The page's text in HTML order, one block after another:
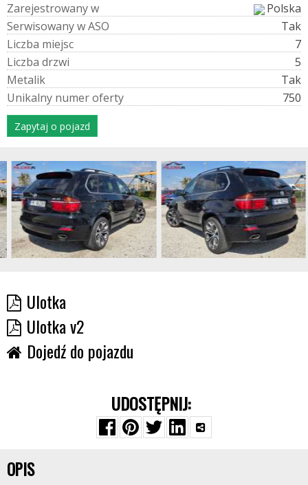
Zarejestrowanyw
Polska
SerwisowanywASO
Tak
Liczba miejsc
7
Liczba drzwi
5
Metalik
Tak
Unikalny numeroferty 750
Zapytaj o pojazd
Ulotka
Ulotka v2
Dojedź do pojazdu
UDOSTĘPNIJ:
OPIS